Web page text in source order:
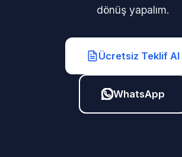
dönüş yapalım.
Ücretsiz Teklif Al
WhatsApp